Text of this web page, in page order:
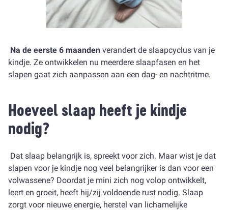
Na de eerste 6 maanden verandert de slaapcyclus van je
kindje. Ze ontwikkelen nu meerdere slaapfasen en het
slapen gaat zich aanpassen aan een dag- en nachtritme.
Hoeveel slaap heeft je kindje
nodig?
Dat slaap belangrijk is, spreekt voor zich. Maar wist je dat
slapen voor je kindje nog veel belangrijker is dan voor een
volwassene? Doordat je mini zich nog volop ontwikkelt,
leert en groeit, heeft hij/zij voldoende rust nodig. Slaap
zorgt voor nieuwe energie, herstel van lichamelijke